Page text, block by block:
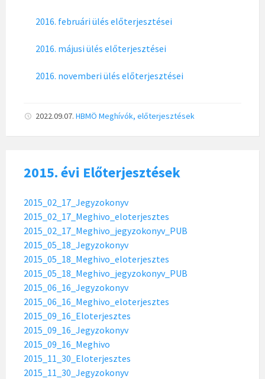
2016. februári ülés előterjesztései
2016. májusi ülés előterjesztései
2016. novemberi ülés előterjesztései
2022.09.07. HBMÖ Meghívók, előterjesztések
2015. évi Előterjesztések
2015_02_17_Jegyzokonyv
2015_02_17_Meghivo_eloterjesztes
2015_02_17_Meghivo_jegyzokonyv_PUB
2015_05_18_Jegyzokonyv
2015_05_18_Meghivo_eloterjesztes
2015_05_18_Meghivo_jegyzokonyv_PUB
2015_06_16_Jegyzokonyv
2015_06_16_Meghivo_eloterjesztes
2015_09_16_Eloterjesztes
2015_09_16_Jegyzokonyv
2015_09_16_Meghivo
2015_11_30_Eloterjesztes
2015_11_30_Jegyzokonyv